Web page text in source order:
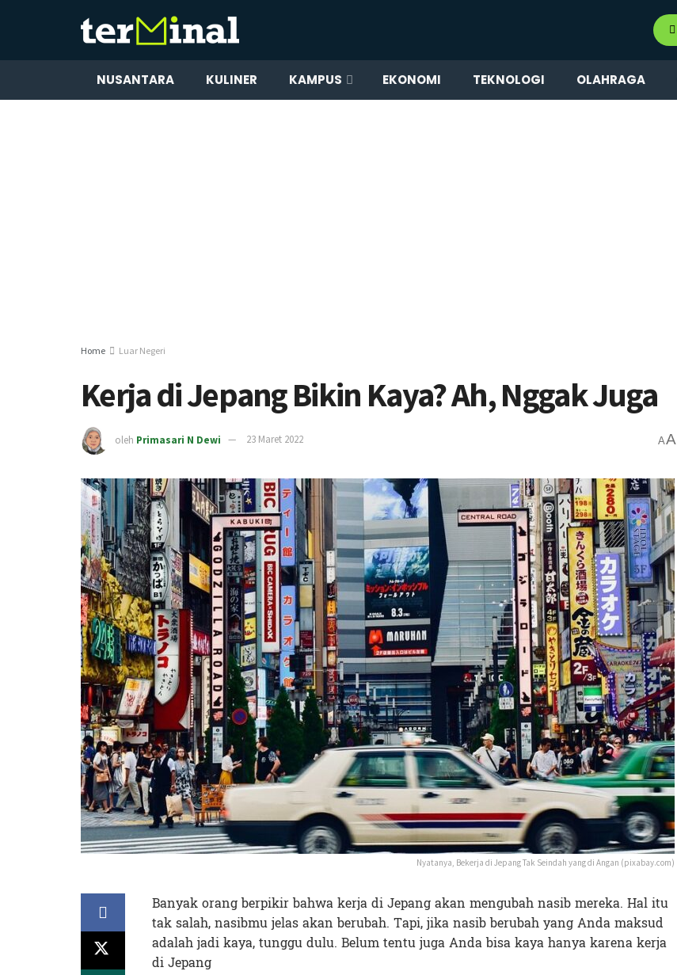
NUSANTARA KULINER KAMPUS EKONOMI TEKNOLOGI OLAHRAGA
Home Luar Negeri
Kerja di Jepang Bikin Kaya? Ah, Nggak Juga
oleh Primasari N Dewi 23 Maret 2022 AA
Nyatanya, Bekerja di Jepang Tak Seindah yang di Angan (pixabay.com)
Banyak orang berpikir bahwa kerja di Jepang akan mengubah nasib mereka. Hal itu
tak salah, nasibmu jelas akan berubah. Tapi, jika nasib berubah yang Anda maksud
adalah jadi kaya, tunggu dulu. Belum tentu juga Anda bisa kaya hanya karena kerja
di Jepang